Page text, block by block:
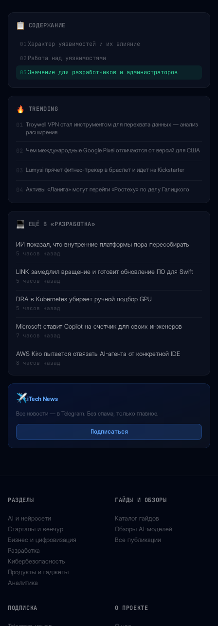
СОДЕРЖАНИЕ
01 Характер уязвимостей и их влияние
02 Работа над уязвимостями
03 Значение для разработчиков и администраторов
TRENDING
01 Troywell VPN стал инструментом для перехвата данных — анализ
расширения
02 Чем международные Google Pixel отличаются от версий для США
03 Lumysi прячет фитнес-трекер в браслет и идет на Kickstarter
04 Активы «Ланита» могут перейти «Ростеху» по делу Галицкого
ЕЩЁ В «РАЗРАБОТКА»
ИИ показал, что внутренние платформы пора пересобирать
5 часов назад
LINK замедлил вращение и готовит обновление ПО для Swift
5 часов назад
DRA в Kubernetes убирает ручной подбор GPU
5 часов назад
Microsoft ставит Copilot на счетчик для своих инженеров
7 часов назад
AWS Kiro пытается отвязать AI-агента от конкретной IDE
8 часов назад
iTech News
Все новости — в Telegram. Без спама, только главное.
Подписаться
РАЗДЕЛЫ
AI и нейросети
Стартапы и венчур
Бизнес и цифровизация
Разработка
Кибербезопасность
Продукты и гаджеты
Аналитика
ГАЙДЫ И ОБЗОРЫ
Каталог гайдов
Обзоры AI-моделей
Все публикации
ПОДПИСКА О ПРОЕКТЕ